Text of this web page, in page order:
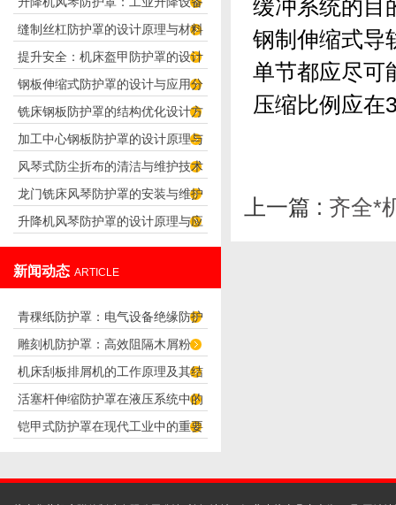
轨防护可靠之选
的耐用防尘防护方案
缝制丝杠防护罩的设计原理与材料
选择
提升安全：机床盔甲防护罩的设计
原理解析
钢板伸缩式防护罩的设计与应用分
析
铣床钢板防护罩的结构优化设计方
案
加工中心钢板防护罩的设计原理与
应用
风琴式防尘折布的清洁与维护技术
龙门铣床风琴防护罩的安装与维护
技巧
升降机风琴防护罩的设计原理与应
新闻动态 ARTICLE
青稞纸防护罩：电气设备绝缘防护
专用方案
雕刻机防护罩：高效阻隔木屑粉
尘，守护设备精度与安全
机床刮板排屑机的工作原理及其结
构分析
活塞杆伸缩防护罩在液压系统中的
应用
铠甲式防护罩在现代工业中的重要
缓冲系统的目
钢制伸缩式导
单节都应尽可
压缩比例应在
上一篇 : 齐全*